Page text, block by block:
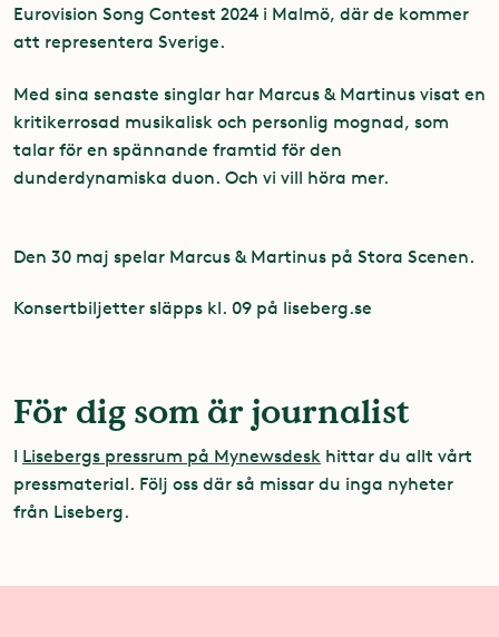
Eurovision Song Contest 2024 i Malmö, där de kommer
att representera Sverige.
Med sina senaste singlar har Marcus & Martinus visat en
kritikerrosad musikalisk och personlig mognad, som
talar för en spännande framtid för den
dunderdynamiska duon. Och vi vill höra mer.
Den 30 maj spelar Marcus & Martinus på Stora Scenen.
Konsertbiljetter släpps kl. 09 på liseberg.se
För dig som är journalist
I Lisebergs pressrum på Mynewsdesk hittar du allt vårt
pressmaterial. Följ oss där så missar du inga nyheter
från Liseberg.